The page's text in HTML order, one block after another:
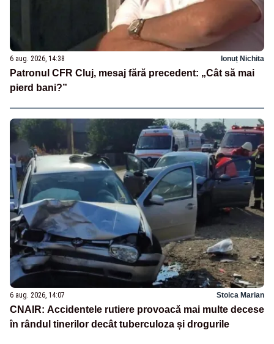
6 aug. 2026, 14:38 Ionuț Nichita
Patronul CFR Cluj, mesaj fără precedent: „Cât să mai
pierd bani?”
6 aug. 2026, 14:07 Stoica Marian
CNAIR: Accidentele rutiere provoacă mai multe decese
în rândul tinerilor decât tuberculoza și drogurile